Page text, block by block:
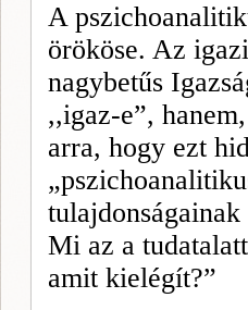
A
örököse. Az
nagybetűs
,,igaz-e”,
arra, hogy ezt
Mi az a
amit kielégít?”